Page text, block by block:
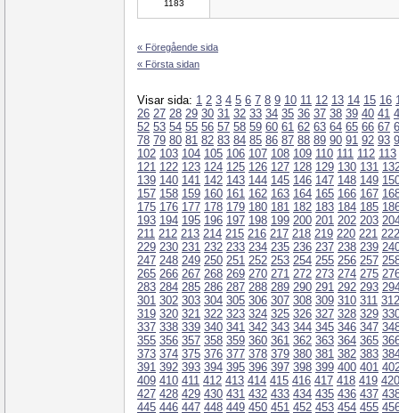
1183
« Föregående sida
« Första sidan
Visar sida: 1 2 3 4 5 6 7 8 9 10 11 12 13 14 15 16
26 27 28 29 30 31 32 33 34 35 36 37 38 39 40 41
52 53 54 55 56 57 58 59 60 61 62 63 64 65 66 67
78 79 80 81 82 83 84 85 86 87 88 89 90 91 92 93
102 103 104 105 106 107 108 109 110 111 112 113
121 122 123 124 125 126 127 128 129 130 131
139 140 141 142 143 144 145 146 147 148 149
157 158 159 160 161 162 163 164 165 166 167
175 176 177 178 179 180 181 182 183 184 185
193 194 195 196 197 198 199 200 201 202 203
211 212 213 214 215 216 217 218 219 220 221 222
229 230 231 232 233 234 235 236 237 238 239
247 248 249 250 251 252 253 254 255 256 257
265 266 267 268 269 270 271 272 273 274 275
283 284 285 286 287 288 289 290 291 292 293
301 302 303 304 305 306 307 308 309 310 311 312
319 320 321 322 323 324 325 326 327 328 329
337 338 339 340 341 342 343 344 345 346 347
355 356 357 358 359 360 361 362 363 364 365
373 374 375 376 377 378 379 380 381 382 383
391 392 393 394 395 396 397 398 399 400 401
409 410 411 412 413 414 415 416 417 418 419 420
427 428 429 430 431 432 433 434 435 436 437
445 446 447 448 449 450 451 452 453 454 455